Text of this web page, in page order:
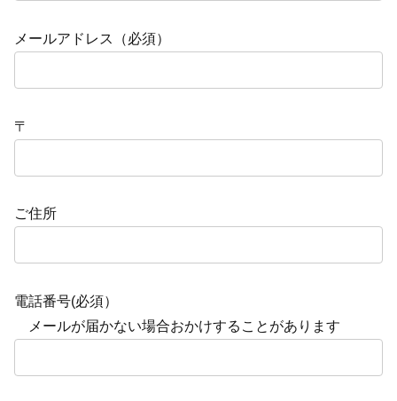
メールアドレス（必須）
〒
ご住所
電話番号(必須）
メールが届かない場合おかけすることがあります